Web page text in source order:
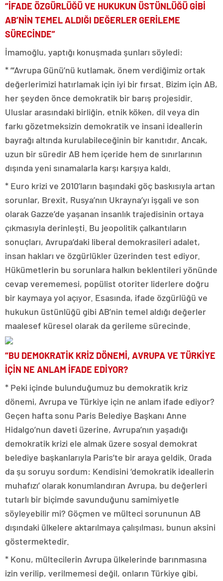
“İFADE ÖZGÜRLÜĞÜ VE HUKUKUN ÜSTÜNLÜĞÜ GİBİ
AB’NİN TEMEL ALDIĞI DEĞERLER GERİLEME
SÜRECİNDE”
İmamoğlu, yaptığı konuşmada şunları söyledi:
* “‘Avrupa Günü’nü kutlamak, önem verdiğimiz ortak
değerlerimizi hatırlamak için iyi bir fırsat. Bizim için AB,
her şeyden önce demokratik bir barış projesidir.
Uluslar arasındaki birliğin, etnik köken, dil veya din
farkı gözetmeksizin demokratik ve insani ideallerin
bayrağı altında kurulabileceğinin bir kanıtıdır. Ancak,
uzun bir süredir AB hem içeride hem de sınırlarının
dışında yeni sınamalarla karşı karşıya kaldı.
* Euro krizi ve 2010’ların başındaki göç baskısıyla artan
sorunlar, Brexit, Rusya’nın Ukrayna’yı işgali ve son
olarak Gazze’de yaşanan insanlık trajedisinin ortaya
çıkmasıyla derinleşti. Bu jeopolitik çalkantıların
sonuçları, Avrupa’daki liberal demokrasileri adalet,
insan hakları ve özgürlükler üzerinden test ediyor.
Hükümetlerin bu sorunlara halkın beklentileri yönünde
cevap verememesi, popülist otoriter liderlere doğru
bir kaymaya yol açıyor. Esasında, ifade özgürlüğü ve
hukukun üstünlüğü gibi AB’nin temel aldığı değerler
maalesef küresel olarak da gerileme sürecinde.
“BU DEMOKRATİK KRİZ DÖNEMİ, AVRUPA VE TÜRKİYE
İÇİN NE ANLAM İFADE EDİYOR?
* Peki içinde bulunduğumuz bu demokratik kriz
dönemi, Avrupa ve Türkiye için ne anlam ifade ediyor?
Geçen hafta sonu Paris Belediye Başkanı Anne
Hidalgo’nun daveti üzerine, Avrupa’nın yaşadığı
demokratik krizi ele almak üzere sosyal demokrat
belediye başkanlarıyla Paris’te bir araya geldik. Orada
da şu soruyu sordum: Kendisini ‘demokratik ideallerin
muhafızı’ olarak konumlandıran Avrupa, bu değerleri
tutarlı bir biçimde savunduğunu samimiyetle
söyleyebilir mi? Göçmen ve mülteci sorununun AB
dışındaki ülkelere aktarılmaya çalışılması, bunun aksini
göstermektedir.
* Konu, mültecilerin Avrupa ülkelerinde barınmasına
izin verilip, verilmemesi değil, onların Türkiye gibi,